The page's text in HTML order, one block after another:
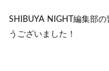
SHIBUYA NIGHT編集部
うございました！